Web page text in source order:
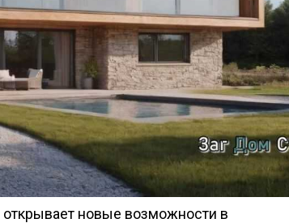
открывает новые возможности в